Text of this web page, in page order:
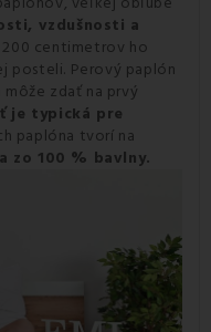
vzdušnosti a
200 centimetrov ho
posteli. Perový paplón
môže zdať na prvý
je typická pre
paplóna tvorí na
zo 100 % bavlny.